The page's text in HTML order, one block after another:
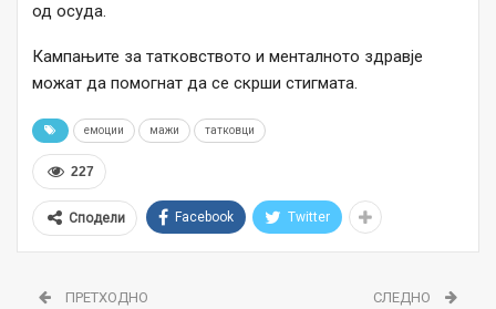
од осуда.
Кампањите за татковството и менталното здравје
можат да помогнат да се скрши стигмата.
емоции мажи татковци
227
Сподели Facebook Twitter
ПРЕТХОДНО СЛЕДНО